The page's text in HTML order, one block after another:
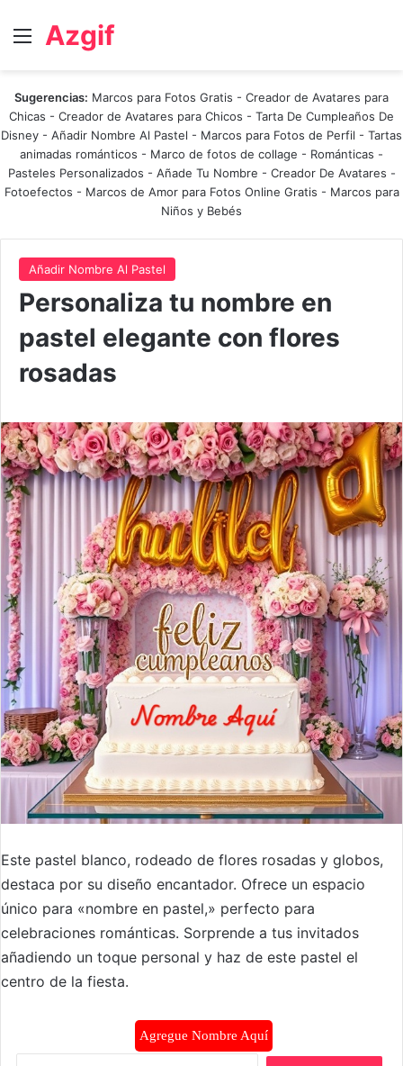
Menú
Azgif
Sugerencias: Marcos para Fotos Gratis - Creador de Avatares para
Chicas - Creador de Avatares para Chicos - Tarta De Cumpleaños De
Disney - Añadir Nombre Al Pastel - Marcos para Fotos de Perfil - Tartas
animadas románticos - Marco de fotos de collage - Románticas -
Pasteles Personalizados - Añade Tu Nombre - Creador De Avatares -
Fotoefectos - Marcos de Amor para Fotos Online Gratis - Marcos para
Niños y Bebés
Añadir Nombre Al Pastel
Personaliza tu nombre en
pastel elegante con flores
rosadas
Este pastel blanco, rodeado de flores rosadas y globos,
destaca por su diseño encantador. Ofrece un espacio
único para «nombre en pastel,» perfecto para
celebraciones románticas. Sorprende a tus invitados
añadiendo un toque personal y haz de este pastel el
centro de la fiesta.
Agregue Nombre Aquí